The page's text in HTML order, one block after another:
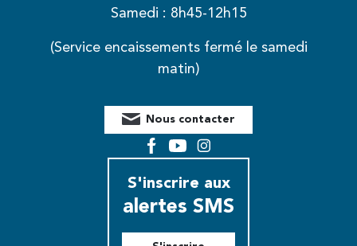
Samedi : 8h45-12h15
(Service encaissements fermé le samedi
matin)
Nous contacter
FacebookYouTubeInstagram
S'inscrire aux
alertes SMS